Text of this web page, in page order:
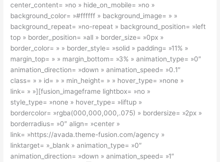
center_content= »no » hide_on_mobile= »no »
background_color= »#ffffff » background_image= » »
background_repeat= »no-repeat » background_position= »left
top » border_position= »all » border_size= »0px »
border_color= » » border_style= »solid » padding= »11% »
margin_top= » » margin_bottom= »3% » animation_type= »0″
animation_direction= »down » animation_speed= »0.1″
class= » » id= » » min_height= » » hover_type= »none »
link= » »][fusion_imageframe lightbox= »no »
style_type= »none » hover_type= »liftup »
bordercolor= »rgba(000,000,000,.075) » bordersize= »2px »
borderradius= »0″ align= »center »
link= »https://avada.theme-fusion.com/agency »
linktarget= »_blank » animation_type= »0″
animation_direction= »down » animation_speed= »1″